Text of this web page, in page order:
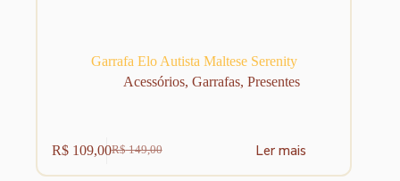
Garrafa Elo Autista Maltese Serenity
Acessórios,Garrafas,Presentes
R$149,00
O
preço
R$109,00O
preço
Ler mais